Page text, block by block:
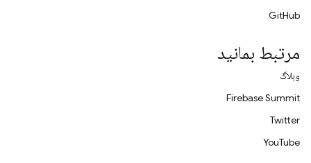
GitHub
مرتبط بمانید
وبلاگ
Firebase Summit
Twitter
YouTube